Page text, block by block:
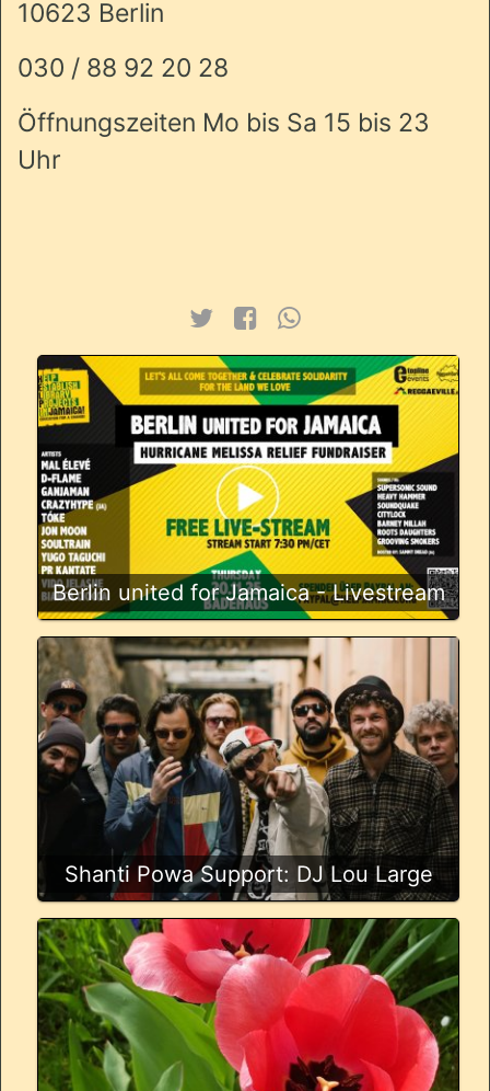
10623 Berlin
030 / 88 92 20 28
Öffnungszeiten Mo bis Sa 15 bis 23
Uhr
Berlin united for Jamaica - Livestream
Shanti Powa Support: DJ Lou Large